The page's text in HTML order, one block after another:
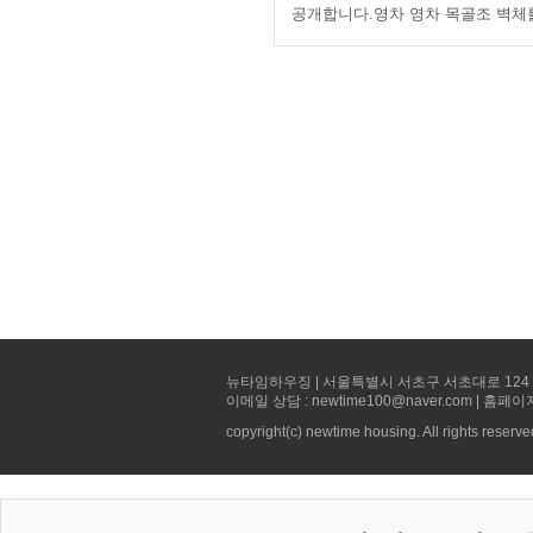
공개합니다.영차 영차 목골조 벽
뉴타임하우징 | 서울특별시 서초구 서초대로
이메일 상담 : newtime100@naver.com | 홈페
copyright(c) newtime housing. All rights